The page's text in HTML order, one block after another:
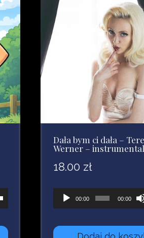
Dała bym ci dała –
Werner – instrumental
18.00 zł
Odtwarzacz
plików
dźwiękowych
00:00 00:00